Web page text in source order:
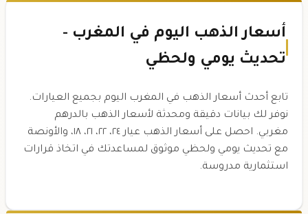
أسعار الذهب اليوم في المغرب -
تحديث يومي ولحظي
تابع أحدث أسعار الذهب في المغرب اليوم بجميع العيارات.
نوفر لك بيانات دقيقة ومحدثة لأسعار الذهب بالدرهم
مغربي. احصل على أسعار الذهب عيار ٢٤، ٢٢، ٢١، ١٨، والأونصة
مع تحديث يومي ولحظي موثوق لمساعدتك في اتخاذ قرارات
استثمارية مدروسة.